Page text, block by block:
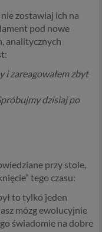
nie zostawiaj ich na
pod nowe
analitycznych
i zareagowałem zbyt
dzisiaj po
przy stole,
tego czasu:
to tylko jeden
mózg ewolucyjnie
świadomie na dobre